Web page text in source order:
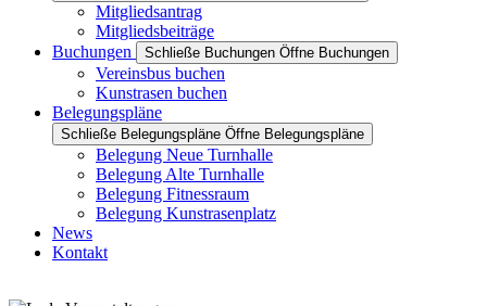
Mitgliedsantrag
Mitgliedsbeiträge
Buchungen
Schließe Buchungen Öffne Buchungen
Vereinsbus buchen
Kunstrasen buchen
Belegungspläne
Schließe Belegungspläne Öffne Belegungspläne
Belegung Neue Turnhalle
Belegung Alte Turnhalle
Belegung Fitnessraum
Belegung Kunstrasenplatz
News
Kontakt